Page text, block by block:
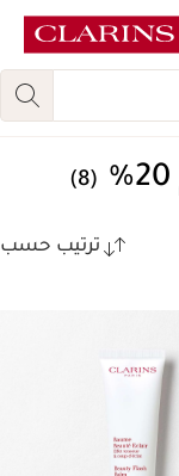
إلى المحتوى
(8)
ترتيب حسب